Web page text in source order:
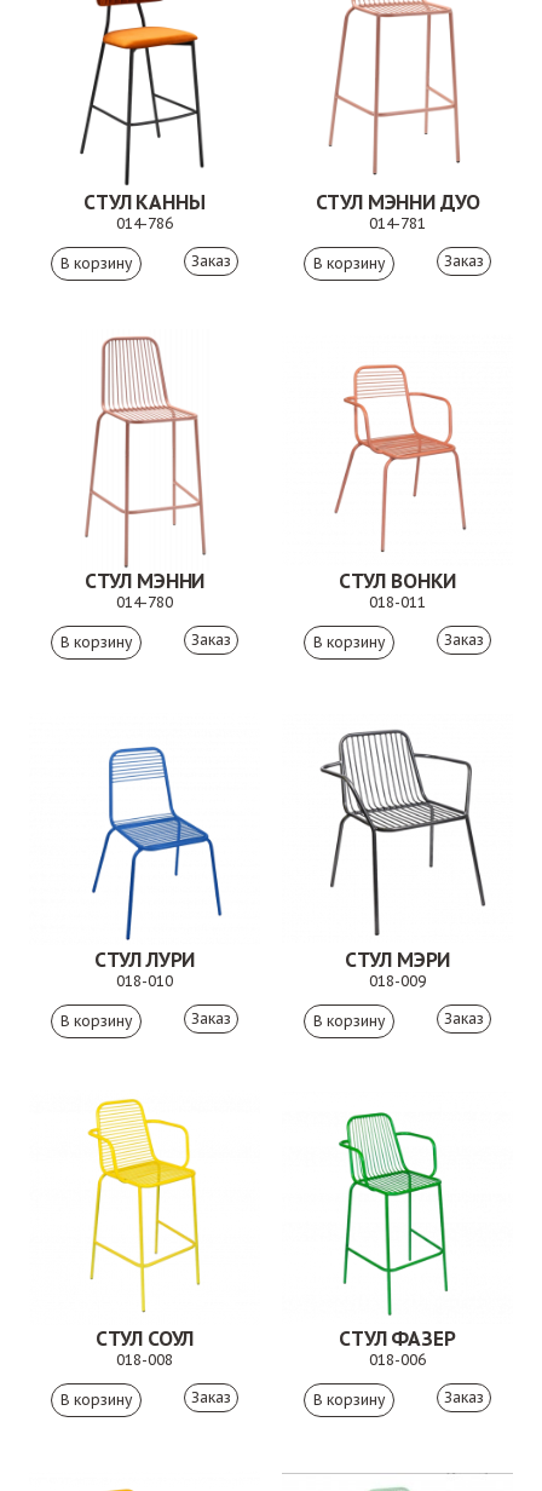
СТУЛ КАННЫ
014-786
Заказ
СТУЛ МЭННИ ДУО
014-781
Заказ
СТУЛ МЭННИ
014-780
Заказ
СТУЛ ВОНКИ
018-011
Заказ
СТУЛ ЛУРИ
018-010
Заказ
СТУЛ МЭРИ
018-009
Заказ
СТУЛ СОУЛ
018-008
Заказ
СТУЛ ФАЗЕР
018-006
Заказ